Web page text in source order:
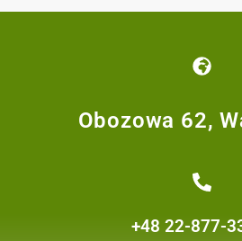
Obozowa 62,
+48 22-877-